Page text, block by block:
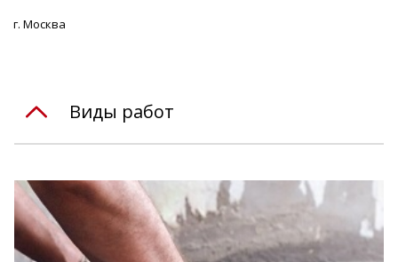
г. Москва
Виды работ